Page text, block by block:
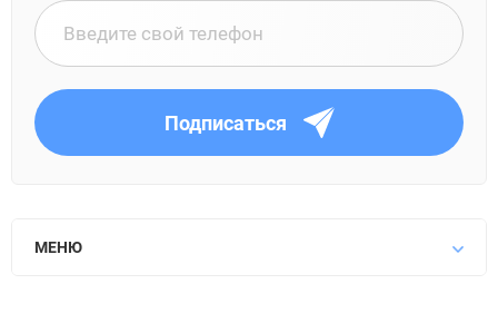
Подписаться
МЕНЮ